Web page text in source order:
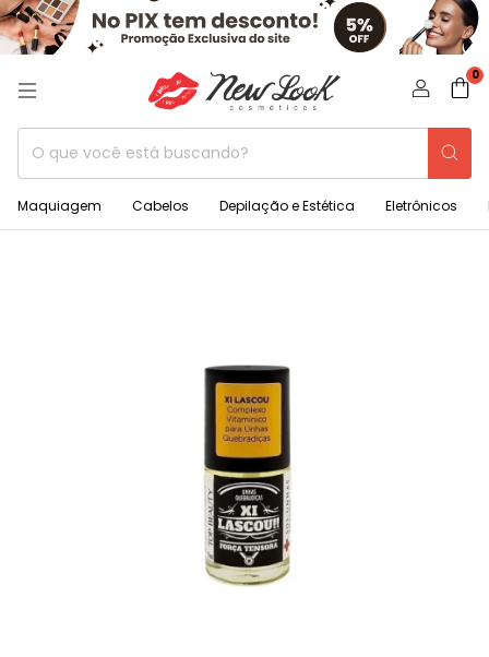
0
Maquiagem Cabelos Depilação e Estética Eletrônicos